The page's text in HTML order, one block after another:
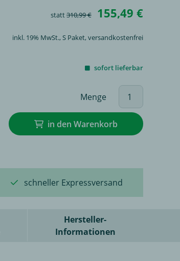
statt310,99 € 155,49 €
inkl. 19% MwSt.,S Paket, versandkostenfrei
sofort lieferbar
Menge
in den Warenkorb
schneller Expressversand
Hersteller-
Informationen